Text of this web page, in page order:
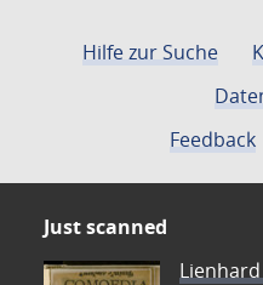
Hilfe zur Suche
Feedback
Just scanned